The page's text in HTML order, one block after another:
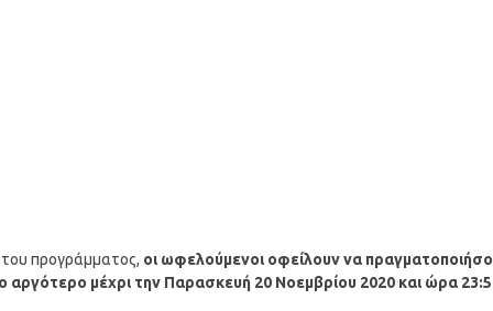
προγράμματος, οι ωφελούμενοι οφείλουν να
μέχρι την Παρασκευή 20 Νοεμβρίου 2020 και ώρα